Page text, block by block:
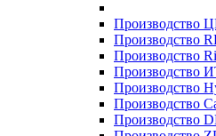
Производство
Производство
Производство
Производство
Производство
Производство
Производство